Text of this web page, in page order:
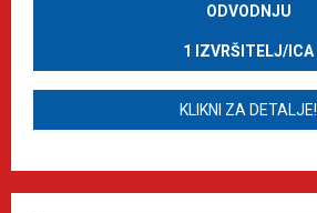
ODVODNJU
1 IZVRŠITELJ/ICA
KLIKNI ZA DETALJE!